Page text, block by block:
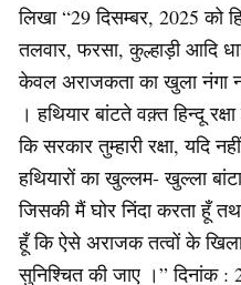
लिखा “29 दिसम्बर, 2025 को
तलवार, फरसा, कुल्हाड़ी आदि
केवल अराजकता का खुला नंगा
। हथियार बांटते वक़्त हिन्दू
कि सरकार तुम्हारी रक्षा, यदि
हथियारों का खुल्लम- खुल्ला
जिसकी मैं घोर निंदा करता हूँ
हूँ कि ऐसे अराजक तत्वों के
सुनिश्चित की जाए ।” दिनांक